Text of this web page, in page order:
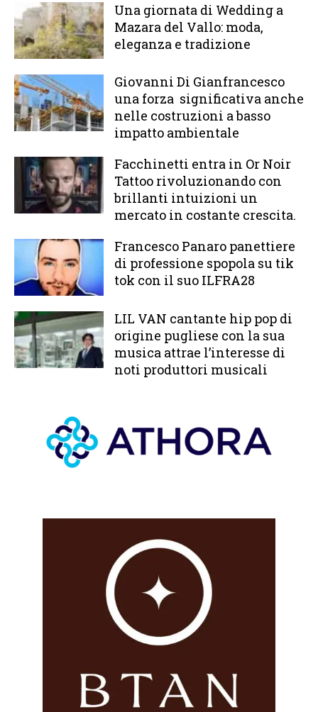
Una giornata di Wedding a
Mazara del Vallo: moda,
eleganza e tradizione
Giovanni Di Gianfrancesco
una forza significativa anche
nelle costruzioni a basso
impatto ambientale
Facchinetti entra in Or Noir
Tattoo rivoluzionando con
brillanti intuizioni un
mercato in costante crescita.
Francesco Panaro panettiere
di professione spopola su tik
tok con il suo ILFRA28
LIL VAN cantante hip pop di
origine pugliese con la sua
musica attrae l’interesse di
noti produttori musicali